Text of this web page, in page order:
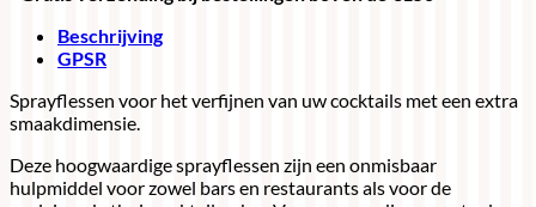
Beschrijving
GPSR
Sprayflessen voor het verfijnen van uw cocktails met een extra
smaakdimensie.
Deze hoogwaardige sprayflessen zijn een onmisbaar
hulpmiddel voor zowel bars en restaurants als voor de